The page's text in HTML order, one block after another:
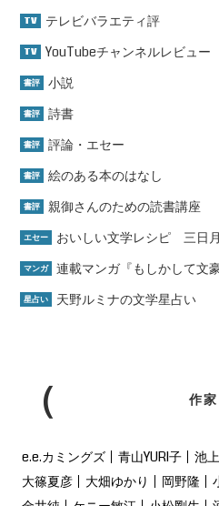
TV テレビバラエティ評
TV YouTubeチャンネルレビュー
書評 小説
書評 詩書
書評 評論・エセー
書評 絵のある本のはなし
書評 親御さんのための読書講座
エセー おいしい文学レシピ 三日
マンガ 連載マンガ『もしかして文
星占い 天野ルミナの文学星占い
作家
e.e.カミングズ 青山YURI子 池
大篠夏彦
大畑ゆかり 岡野隆